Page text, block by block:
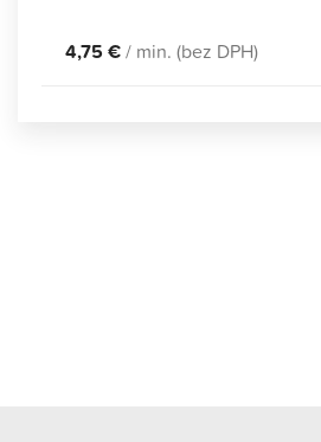
4,75 €/ min. (bez DPH)